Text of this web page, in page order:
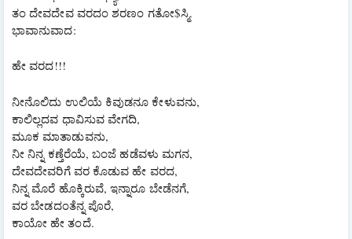
ತಂ ದೇವದೇವ ವರದಂ ಶರಣಂ ಗತೋ$ಸ್ಮಿ.
ಭಾವಾನುವಾದ:
ಹೇ ವರದ!!!
ನೀನೊಲಿದು ಉಲಿಯೆ ಕಿವುಡನೂ ಕೇಳುವನು,
ಕಾಲಿಲ್ಲದವ ಧಾವಿಸುವ ವೇಗದಿ,
ಮೂಕ ಮಾತಾಡುವನು,
ನೀ ನಿನ್ನ ಕಣ್ತೆರೆಯೆ, ಬಂಜೆ ಹಡೆವಳು ಮಗನ,
ದೇವದೇವರಿಗೆ ವರ ಕೊಡುವ ಹೇ ವರದ,
ನಿನ್ನ ಮೊರೆ ಹೊಕ್ಕಿರುವೆ, ಇನ್ನಾರೂ ಬೇಡೆನಗೆ,
ವರ ಬೇಡದಂತೆನ್ನ ಪೊರೆ,
ಕಾಯೋ ಹೇ ತಂದೆ.